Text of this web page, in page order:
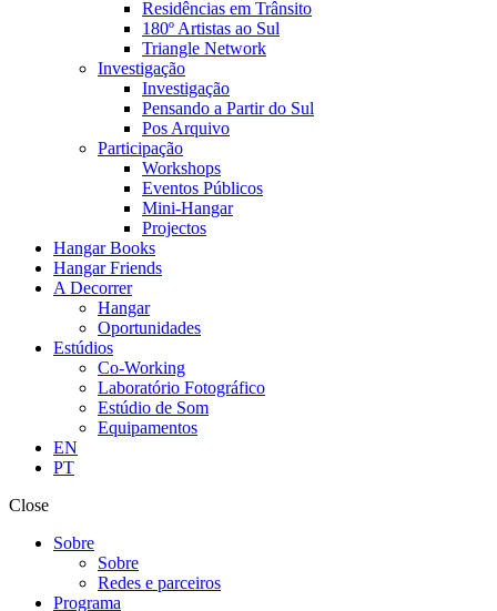
Residências em Trânsito
180º Artistas ao Sul
Triangle Network
Investigação
Investigação
Pensando a Partir do Sul
Pos Arquivo
Participação
Workshops
Eventos Públicos
Mini-Hangar
Projectos
Hangar Books
Hangar Friends
A Decorrer
Hangar
Oportunidades
Estúdios
Co-Working
Laboratório Fotográfico
Estúdio de Som
Equipamentos
EN
PT
Close
Sobre
Sobre
Redes e parceiros
Programa